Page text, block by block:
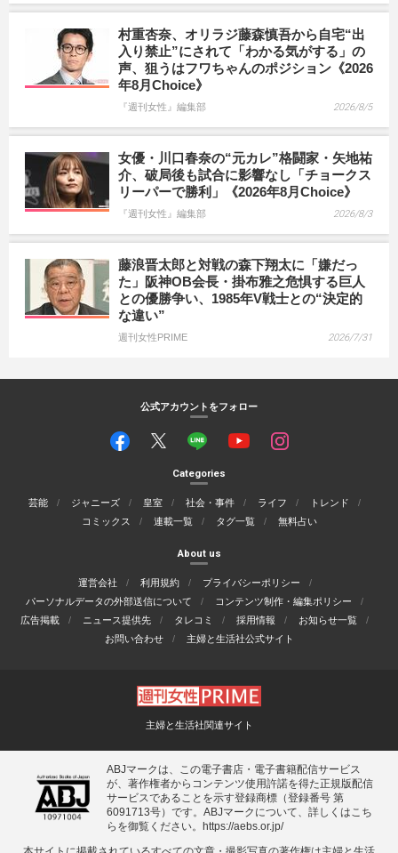
村重杏奈、オリラジ藤森慎吾から自宅“出
入り禁止”にされて「わかる気がする」の
声、狙うはフワちゃんのポジション《2026
年8月Choice》
『週刊女性』編集部 2026/8/5
女優・川口春奈の“元カレ”格闘家・矢地祐
介、破局後も試合に影響なし「チョークス
リーパーで勝利」《2026年8月Choice》
『週刊女性』編集部 2026/8/3
藤浪晋太郎と対戦の森下翔太に「嫌だっ
た」阪神OB会長・掛布雅之危惧する巨人
との優勝争い、1985年V戦士との“決定的
な違い”
週刊女性PRIME 2026/7/31
公式アカウントをフォロー
Categories
芸能 ジャニーズ 皇室 社会・事件 ライフ
トレンド
コミックス
連載一覧 タグ一覧 無料占い
About us
運営会社 利用規約
プライバシーポリシー
パーソナルデータの外部送信について
コンテンツ制作・編集ポリシー
広告掲載
ニュース提供先 タレコミ 採用情報
お知らせ一覧
お問い合わせ
主婦と生活社公式サイト
主婦と生活社関連サイト
ABJマークは、この電子書店・電子書籍配信サービス
が、著作権者からコンテンツ使用許諾を得た正規版配信
サービスであることを示す登録商標（登録番号 第
6091713号）です。ABJマークについて、詳しくはこち
らを御覧ください。 https://aebs.or.jp/